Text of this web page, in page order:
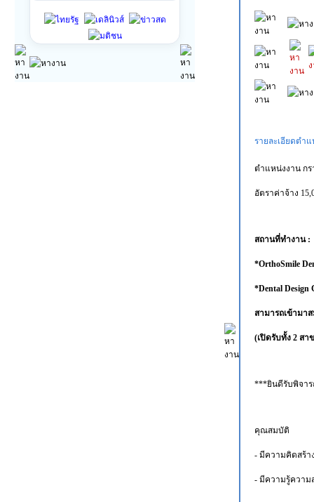
รายละเอียดตำแ
ตำแหน่งงาน ก
อัตราค่าจ้าง
สถานที่ทำงาน :
*OrthoSmile
*Dental
สามารถเข้ามาส
(เปิดรับทั้ง 2 สา
***ยินดีรับพิจาร
คุณสมบัติ
- มีความคิดสร้า
- มีความรู้ความ